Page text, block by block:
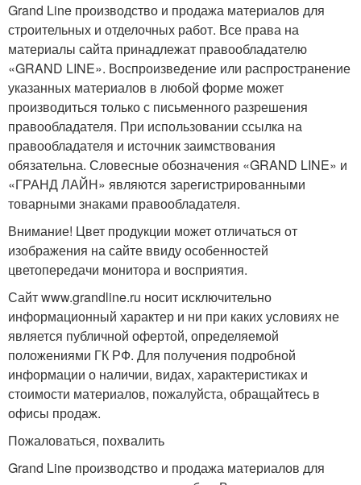
Grand Line производство и продажа материалов для
строительных и отделочных работ. Все права на
материалы сайта принадлежат правообладателю
«GRAND LINE». Воспроизведение или распространение
указанных материалов в любой форме может
производиться только с письменного разрешения
правообладателя. При использовании ссылка на
правообладателя и источник заимствования
обязательна. Словесные обозначения «GRAND LINE» и
«ГРАНД ЛАЙН» являются зарегистрированными
товарными знаками правообладателя.
Внимание! Цвет продукции может отличаться от
изображения на сайте ввиду особенностей
цветопередачи монитора и восприятия.
Сайт www.grandline.ru носит исключительно
информационный характер и ни при каких условиях не
является публичной офертой, определяемой
положениями ГК РФ. Для получения подробной
информации о наличии, видах, характеристиках и
стоимости материалов, пожалуйста, обращайтесь в
офисы продаж.
Пожаловаться, похвалить
Grand Line производство и продажа материалов для